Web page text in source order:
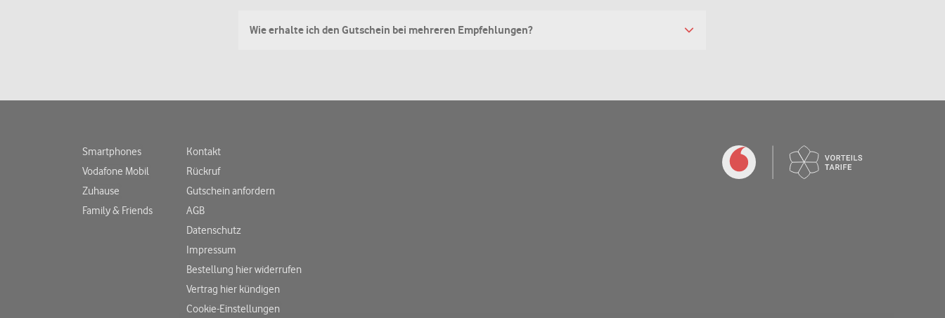
Wie erhalte ich den Gutschein bei mehreren Empfehlungen?
Smartphones
Vodafone Mobil
Zuhause
Family & Friends
Kontakt
Rückruf
Gutschein anfordern
AGB
Datenschutz
Impressum
Bestellung hier widerrufen
Vertrag hier kündigen
Cookie-Einstellungen